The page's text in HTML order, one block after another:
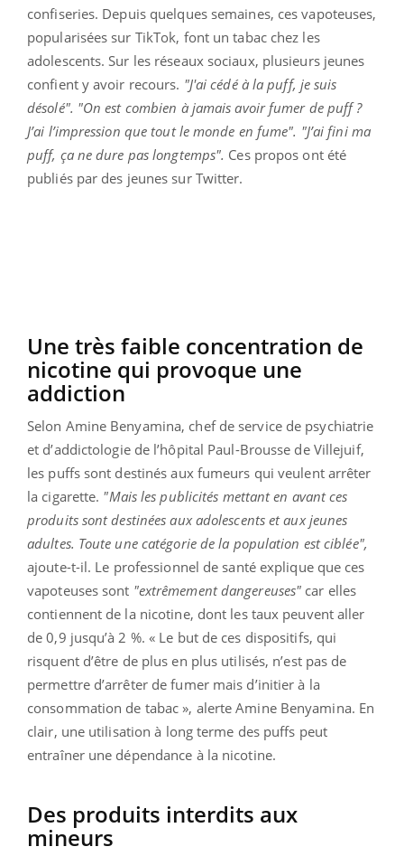
confiseries. Depuis quelques semaines, ces vapoteuses,
popularisées sur TikTok, font un tabac chez les
adolescents. Sur les réseaux sociaux, plusieurs jeunes
confient y avoir recours. "J'ai cédé à la puff, je suis
désolé". "On est combien à jamais avoir fumer de puff ?
J’ai l’impression que tout le monde en fume". "J’ai fini ma
puff, ça ne dure pas longtemps". Ces propos ont été
publiés par des jeunes sur Twitter.
Une très faible concentration de
nicotine qui provoque une
addiction
Selon Amine Benyamina, chef de service de psychiatrie
et d’addictologie de l’hôpital Paul-Brousse de Villejuif,
les puffs sont destinés aux fumeurs qui veulent arrêter
la cigarette. "Mais les publicités mettant en avant ces
produits sont destinées aux adolescents et aux jeunes
adultes. Toute une catégorie de la population est ciblée",
ajoute-t-il. Le professionnel de santé explique que ces
vapoteuses sont "extrêmement dangereuses" car elles
contiennent de la nicotine, dont les taux peuvent aller
de 0,9 jusqu’à 2 %. « Le but de ces dispositifs, qui
risquent d’être de plus en plus utilisés, n’est pas de
permettre d’arrêter de fumer mais d’initier à la
consommation de tabac », alerte Amine Benyamina. En
clair, une utilisation à long terme des puffs peut
entraîner une dépendance à la nicotine.
Des produits interdits aux
mineurs